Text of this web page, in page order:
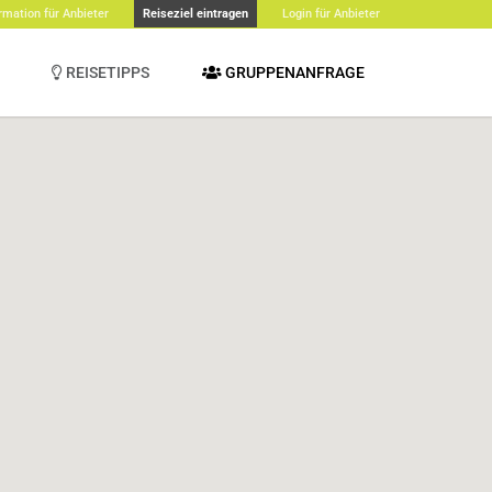
für Anbieter Reiseziel eintragen Login für Anbieter
REISETIPPS GRUPPENANFRAGE